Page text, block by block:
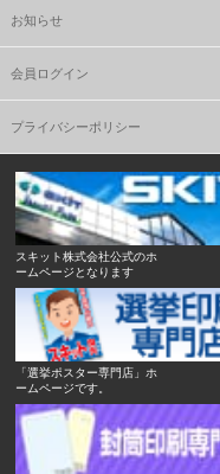
お知らせ
会員ログイン
プライバシーポリシー
スキット株式会社公式のホ
ームページとなります
「選挙ポスター専門店」ホ
ームページです。